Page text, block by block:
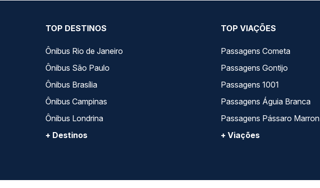
TOP DESTINOS
Ônibus Rio de Janeiro
Ônibus São Paulo
Ônibus Brasília
Ônibus Campinas
Ônibus Londrina
+ Destinos
TOP VIAÇÕES
Passagens Cometa
Passagens Gontijo
Passagens 1001
Passagens Águia Branca
Passagens Pássaro Marron
+ Viações